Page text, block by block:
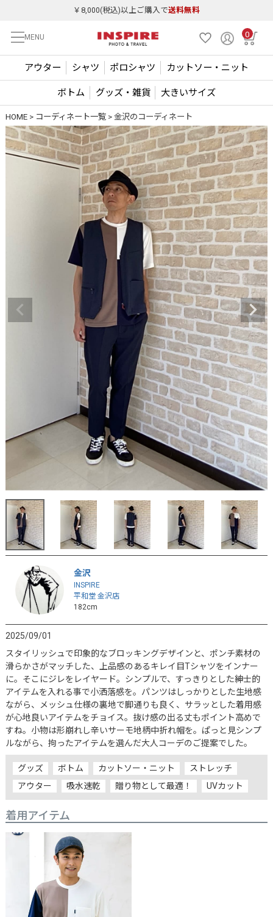
￥8,000(税込)以上ご購入で送料無料
MENU 0
アウター シャツ ポロシャツ カットソー・ニット
ボトム グッズ・雑貨 大きいサイズ
HOME コーディネート一覧 金沢のコーディネート
金沢
INSPIRE
平和堂 金沢店
182cm
2025/09/01
スタイリッシュで印象的なブロッキングデザインと、ポンチ素材の
滑らかさがマッチした、上品感のあるキレイ目Tシャツをインナー
に。そこにジレをレイヤード。シンプルで、すっきりとした紳士的
アイテムを入れる事で小洒落感を。パンツはしっかりとした生地感
ながら、メッシュ仕様の裏地で脚通りも良く、サラッとした着用感
が心地良いアイテムをチョイス。抜け感の出る丈もポイント高めで
すね。小物は形崩れし辛いサーモ地柄中折れ帽を。ぱっと見シンプ
ルながら、拘ったアイテムを選んだ大人コーデのご提案でした。
グッズ ボトム カットソー・ニット
ストレッチ
アウター
吸水速乾 贈り物として最適！ UVカット
着用アイテム